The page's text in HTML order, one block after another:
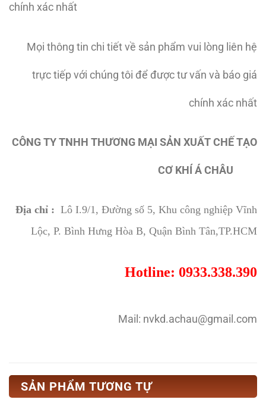
chính xác nhất
Mọi thông tin chi tiết về sản phẩm vui lòng liên hệ
trực tiếp với chúng tôi để được tư vấn và báo giá
chính xác nhất
CÔNG TY TNHH THƯƠNG MẠI SẢN XUẤT CHẾ TẠO
CƠ KHÍ Á CHÂU
Địa chỉ : Lô I.9/1, Đường số 5, Khu công nghiệp Vĩnh
Lộc, P. Bình Hưng Hòa B, Quận Bình Tân,TP.HCM
Hotline: 0933.338.390
Mail: nvkd.achau@gmail.com
SẢN PHẨM TƯƠNG TỰ